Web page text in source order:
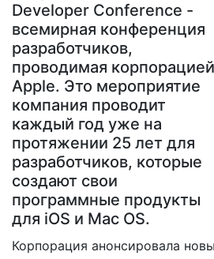
Developer Conference -
всемирная конференция
разработчиков,
проводимая корпорацией
Apple. Это мероприятие
компания проводит
каждый год уже на
протяжении 25 лет для
разработчиков, которые
создают свои
программные продукты
для iOS и Mac OS.
Корпорация анонсировала